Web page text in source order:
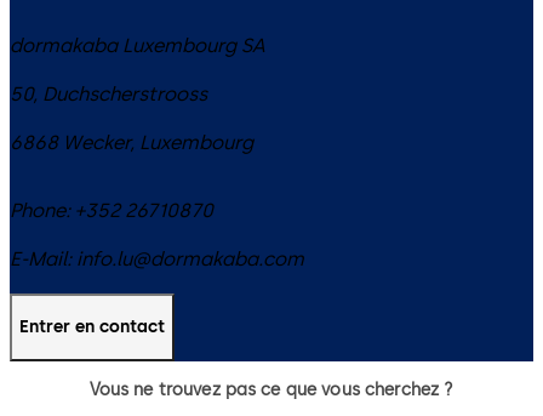
dormakaba Luxembourg SA
50, Duchscherstrooss
6868 Wecker, Luxembourg
Phone: +352 26710870
E-Mail: info.lu@dormakaba.com
Entrer en contact
Vous ne trouvez pas ce que vous cherchez ?